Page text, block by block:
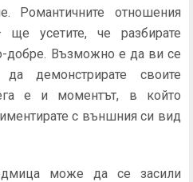
Романтичните отношения
усетите, че разбирате
добре. Възможно е да ви се
демонстрирате своите
е и моментът, в който
с външния си вид
може да се засили